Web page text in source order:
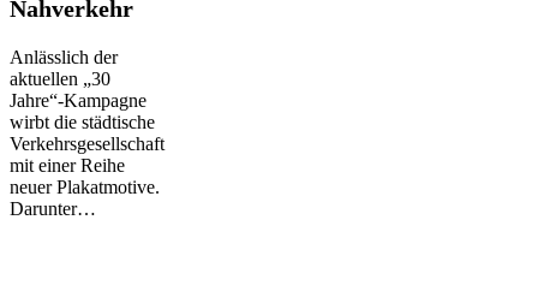
Nahverkehr
Nahverkehr
Anlässlich der
aktuellen „30
Jahre“-Kampagne
wirbt die städtische
Verkehrsgesellschaft
mit einer Reihe
neuer Plakatmotive.
Darunter…